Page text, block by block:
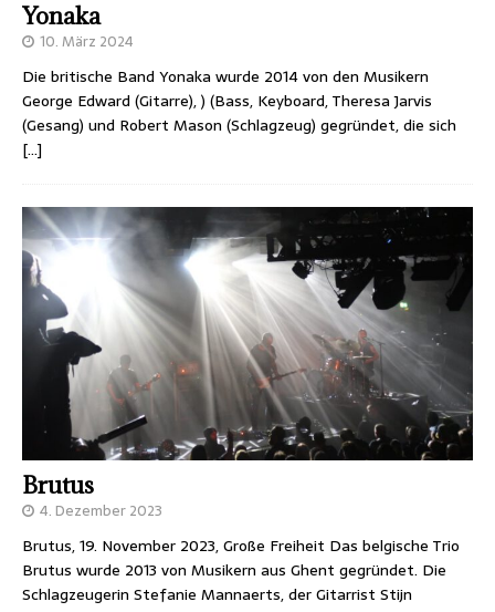
Yonaka
10. März 2024
Die britische Band Yonaka wurde 2014 von den Musikern
George Edward (Gitarre), ) (Bass, Keyboard, Theresa Jarvis
(Gesang) und Robert Mason (Schlagzeug) gegründet, die sich
[…]
Brutus
4. Dezember 2023
Brutus, 19. November 2023, Große Freiheit Das belgische Trio
Brutus wurde 2013 von Musikern aus Ghent gegründet. Die
Schlagzeugerin Stefanie Mannaerts, der Gitarrist Stijn